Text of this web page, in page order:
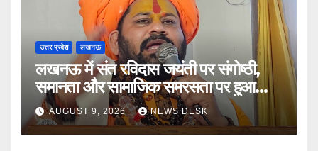
उत्तर प्रदेश लखनऊ
लखनऊ में संत रविदास जयंती पर संगोष्ठी,
समानता और सामाजिक समरसता पर हुआ
मंथनAUGUST 9, 2026 NEWS DESK